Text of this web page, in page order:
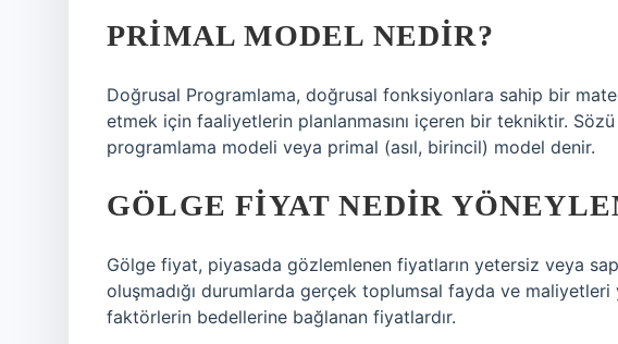
PRIMAL MODEL NEDIR?
Doğrusal Programlama, doğrusal fonksiyonlara sahip bir
etmek için faaliyetlerin planlanmasını içeren bir tekniktir.
programlama modeli veya primal (asıl, birincil) model denir.
GÖLGE FIYAT NEDIR
Gölge fiyat, piyasada gözlemlenen fiyatların yetersiz veya
oluşmadığı durumlarda gerçek toplumsal fayda ve maliyetleri
faktörlerin bedellerine bağlanan fiyatlardır.